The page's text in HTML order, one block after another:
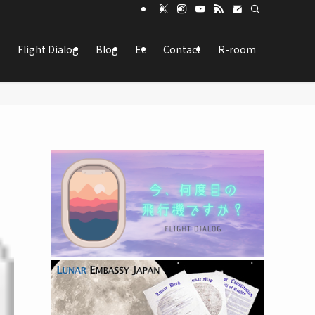
Flight Dialog Blog Ec Contact R-room